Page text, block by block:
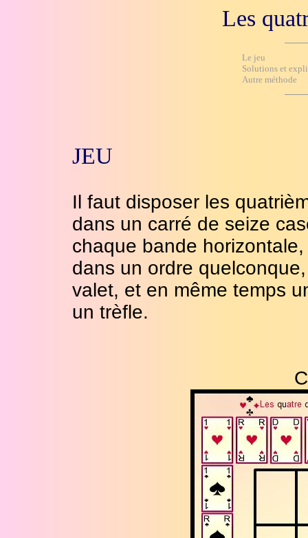
Les
Le jeu
Solutions et
Autre méthode
JEU
Il faut disposer les
dans un carré de seize
chaque bande
dans un ordre
valet, et en même temps
un trèfle.